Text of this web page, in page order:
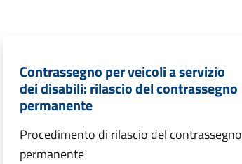
Contrassegno per veicoli a servizio
dei disabili: rilascio del contrassegno
permanente
Procedimento di rilascio del contrassegno
permanente